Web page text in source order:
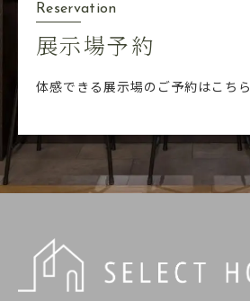
Reservation
展示場予約
体感できる展示場のご予約はこちら